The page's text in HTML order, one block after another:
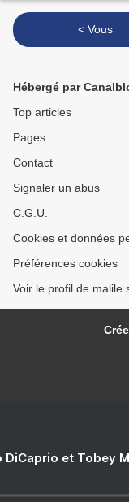
< Vous
Hébergé par
Top articles
Pages
Contact
Signaler un abus
C.G.U.
Cookies et données
Préférences cookies
Voir le profil de malile
DiCaprio et Tobey